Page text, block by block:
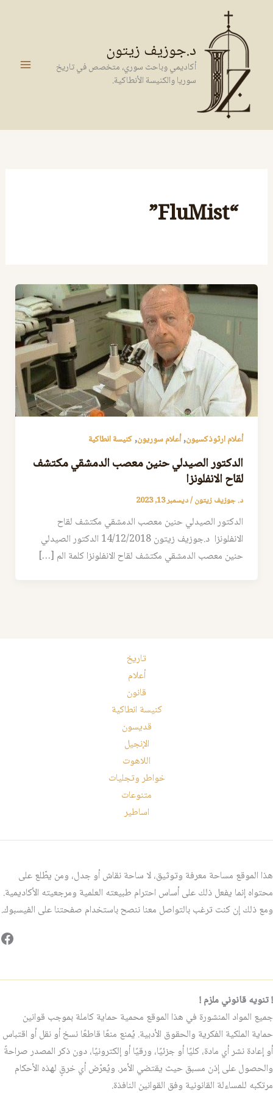
المحتوى
د.جوزيف زيتون
أكاديمي وباحث سوري، متخصص في تاريخ
سوريا والكنيسة الأنطاكية.
“FluMist”
أعلام ارثوذكسيون,أعلام سوريون,كنيسة انطاكية
الدكتور الصيدلي حنين معصب الدمشقي مكتشف
لقاح الانفلونزا
د. جوزيف زيتون/ديسمبر 13, 2023
الدكتور الصيدلي حنين معصب الدمشقي مكتشف لقاح
الانفلونزا د.جوزيف زيتون 14/12/2018 الدكتور الصيدلي
حنين معصب الدمشقي مكتشف لقاح الانفلونزا كلمة الم […]
تاريخ
أعلام
قانون
كنيسة انطاكية
قديسون
الإنجيل
اللاهوت
خواطر وتجليات
متنوعات
اساطير
هذا الموقع مساحة معرفة وتوثيق، لا ساحة نقاش أو جدل، ومن يطّلع على
محتواه إنما يفعل ذلك على أساس احترام طبيعته العلمية ومرجعيته الأكاديمية.
ومع ذلك إن كنت ترغب بالتواصل معنا ننصح باستخدام صفحتنا على الفيسبوك.
! تنويه قانوني ملزم !
جميع المواد المنشورة في هذا الموقع محمية حماية كاملة بموجب قوانين
حماية الملكية الفكرية والحقوق الأدبية. يُمنع منعًا قاطعًا نسخ أو نقل أو اقتباس
أو إعادة نشر أي مادة، كليًا أو جزئيًا، ورقيًا أو إلكترونيًا، دون ذكر المصدر صراحةً
والحصول على إذن مسبق حيث يقتضي الأمر. ويُعرّض أي خرقٍ لهذه الأحكام
مرتكبه للمساءلة القانونية وفق القوانين النافذة.